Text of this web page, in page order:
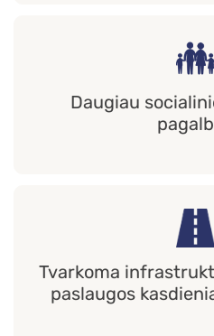
Daugiau
Tvarkoma
paslaugos